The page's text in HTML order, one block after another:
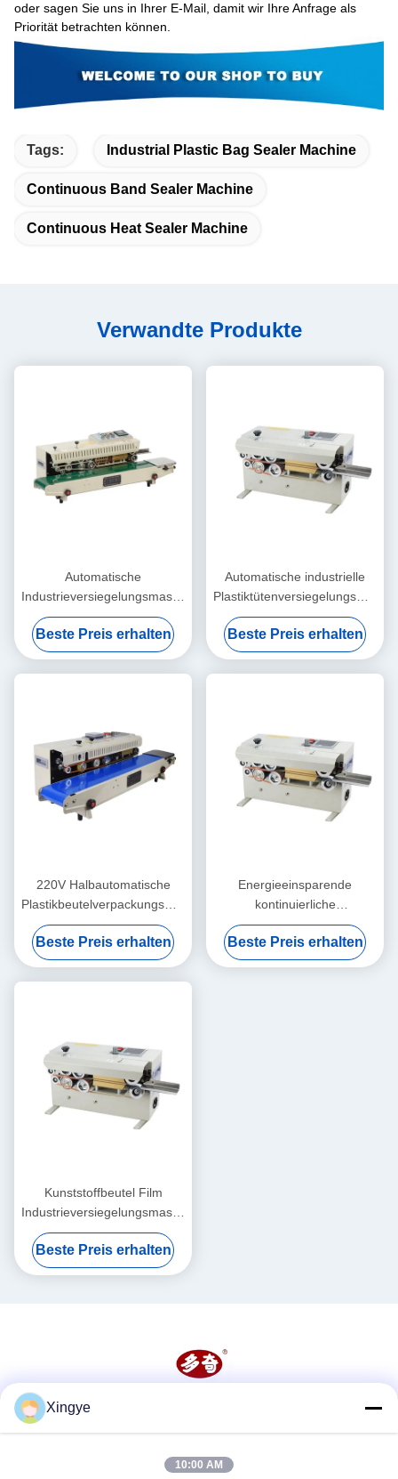
oder sagen Sie uns in Ihrer E-Mail, damit wir Ihre Anfrage als
Priorität betrachten können.
Tags: Industrial Plastic Bag Sealer Machine
Continuous Band Sealer Machine
Continuous Heat Sealer Machine
Verwandte Produkte
Automatische
Industrieversiegelungsmaschine
Ermüdungsbeständiges
kontinuierliches Band-
Wärmesiegel
Beste Preis erhalten
Automatische industrielle
Elektrisch angetriebener Typ
Umweltfreundlich
Beste Preis erhalten
220V Halbautomatische
Plastikbeutelverpackungsmaschine
Flexible und einfache
Wartung
Beste Preis erhalten
Energieeinsparende
kontinuierliche
Beutelversiegelungsmaschine
für Getränke
Beste Preis erhalten
Kunststoffbeutel Film
Industrieversiegelungsmaschine
6mm kontinuierliche
Wärmesiegelungsmaschine
Beste Preis erhalten
Xingye
10:00 AM